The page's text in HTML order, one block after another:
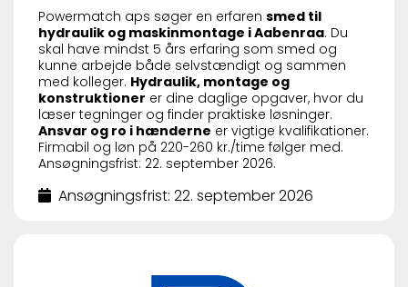
Powermatch aps søger en erfaren smed til
hydraulik og maskinmontage i Aabenraa. Du
skal have mindst 5 års erfaring som smed og
kunne arbejde både selvstændigt og sammen
med kolleger. Hydraulik, montage og
konstruktioner er dine daglige opgaver, hvor du
læser tegninger og finder praktiske løsninger.
Ansvar og ro i hænderne er vigtige kvalifikationer.
Firmabil og løn på 220-260 kr./time følger med.
Ansøgningsfrist: 22. september 2026.
Ansøgningsfrist: 22. september 2026